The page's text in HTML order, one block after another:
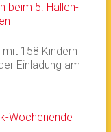
beim 5. Hallen-
158 Kindern
Einladung am
Wochenende